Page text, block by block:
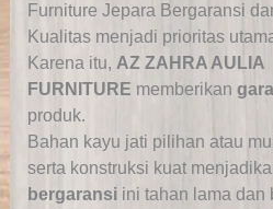
Furniture Jepara Bergaransi
Kualitas menjadi prioritas
Karena itu, AZ ZAHRA AULIA
FURNITURE memberikan
produk.
Bahan kayu jati pilihan atau
serta konstruksi kuat
bergaransiini tahan lama dan